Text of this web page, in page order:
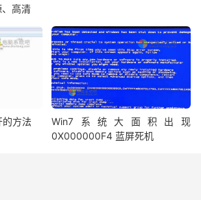
高清
的方法
Win7系统大面积出现
0X000000F4 蓝屏死机